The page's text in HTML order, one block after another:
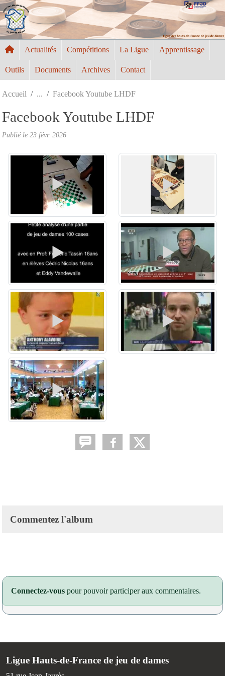
Actualités Compétitions La Ligue Apprentissage
Outils Documents Archives Contact
Accueil Facebook Youtube LHDF
Facebook Youtube LHDF
Publié le 23 févr. 2026
Commentez l'album
Connectez-vous pour pouvoir participer aux commentaires.
Ligue Hauts-de-France de jeu de dames
Panneau de gestion des cookies